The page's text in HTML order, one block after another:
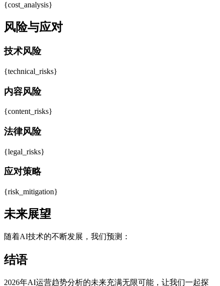
{cost_analysis}
风险与应对
技术风险
{technical_risks}
内容风险
{content_risks}
法律风险
{legal_risks}
应对策略
{risk_mitigation}
未来展望
随着AI技术的不断发展，我们预测：
结语
2026年AI运营趋势分析的未来充满无限可能，让我们一起探